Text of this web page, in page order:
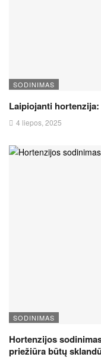
SODINIMAS
Laipiojanti
4 liepos, 2025
SODINIMAS
Hortenzijos
priežiūra būtų